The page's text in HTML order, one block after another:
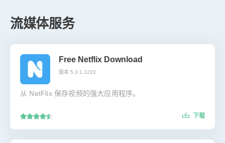
流媒体服务
Free Netflix Download
版本 5.3.1.1223
从 NetFlix 保存视频的强大应用程序。
下载